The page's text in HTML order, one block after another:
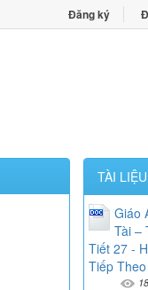
Đăng ký
TÀI
Giáo
Tài –
Tiết 27 -
Tiếp